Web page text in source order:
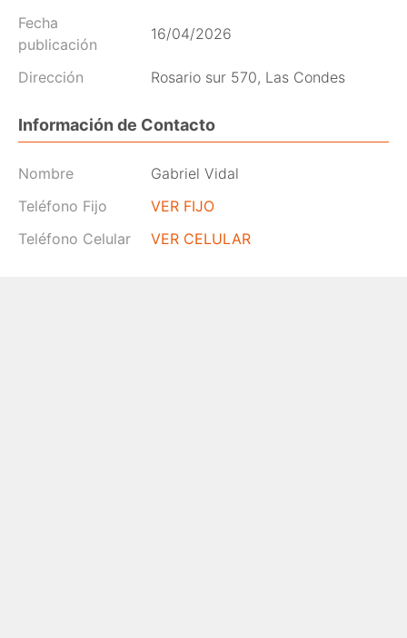
Fecha
publicación
16/04/2026
Dirección Rosario sur 570, Las Condes
Información de Contacto
Nombre
Gabriel Vidal
Teléfono Fijo
VER FIJO
Teléfono Celular
VER CELULAR